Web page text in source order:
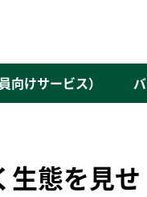
向けサービス）
生態を見せ